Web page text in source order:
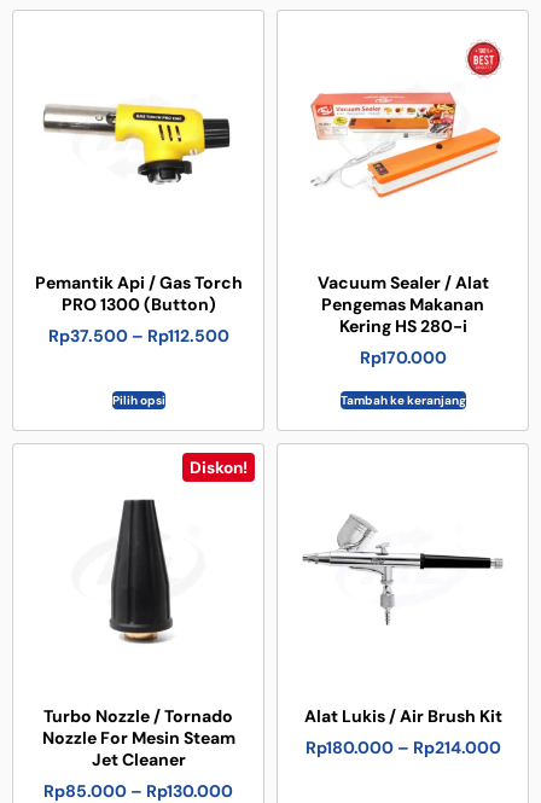
Pemantik Api / Gas Torch
PRO 1300 (Button)
Rp37.500 – Rp112.500
Pilih opsi
Vacuum Sealer / Alat
Pengemas Makanan
Kering HS 280-i
Rp170.000
Tambah ke keranjang
Diskon!
Turbo Nozzle / Tornado
Nozzle For Mesin Steam
Jet Cleaner
Rp85.000 – Rp130.000
Alat Lukis / Air Brush Kit
Rp180.000 – Rp214.000